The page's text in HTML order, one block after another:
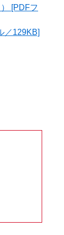
[PDFフ
／129KB]